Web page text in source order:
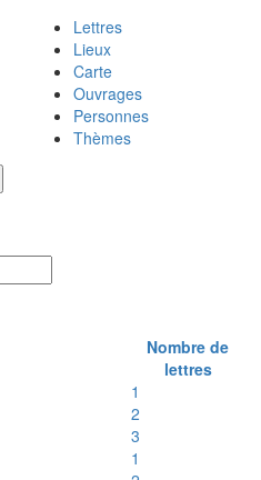
Lettres
Lieux
Carte
Ouvrages
Personnes
Thèmes
Nombre de
lettres
1
2
3
1